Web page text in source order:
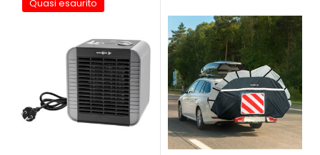
Quasi esaurito